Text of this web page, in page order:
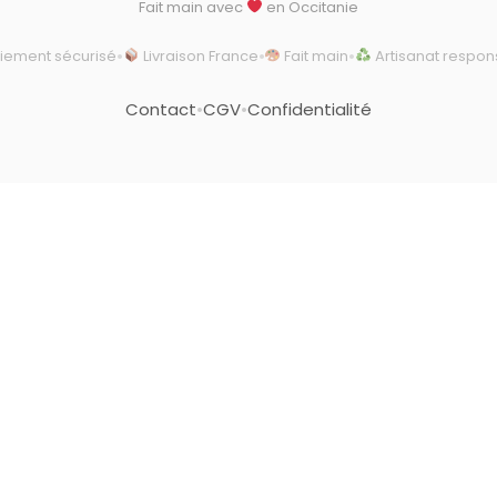
Fait main avec en Occitanie
sécurisé• Livraison France• Fait main• Artisanat
Contact•CGV•Confidentialité